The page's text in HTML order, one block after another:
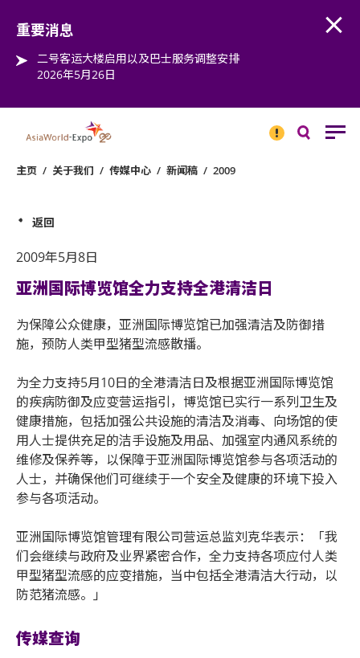
重要消息
二号客运大楼启用以及巴士服务调整安排
2026年5月26日
消息
主页 / 关于我们 / 传媒中心 / 新闻稿 / 2009
返回
2009年5月8日
亚洲国际博览馆全力支持全港清洁日
为保障公众健康，亚洲国际博览馆已加强清洁及防御措
施，预防人类甲型猪型流感散播。
为全力支持5月10日的全港清洁日及根据亚洲国际博览馆
的疾病防御及应变营运指引，博览馆已实行一系列卫生及
健康措施，包括加强公共设施的清洁及消毒、向场馆的使
用人士提供充足的洁手设施及用品、加强室内通风系统的
维修及保养等，以保障于亚洲国际博览馆参与各项活动的
人士，并确保他们可继续于一个安全及健康的环境下投入
参与各项活动。
亚洲国际博览馆管理有限公司营运总监刘克华表示：「我
们会继续与政府及业界紧密合作，全力支持各项应付人类
甲型猪型流感的应变措施，当中包括全港清洁大行动，以
防范猪流感。」
传媒查询